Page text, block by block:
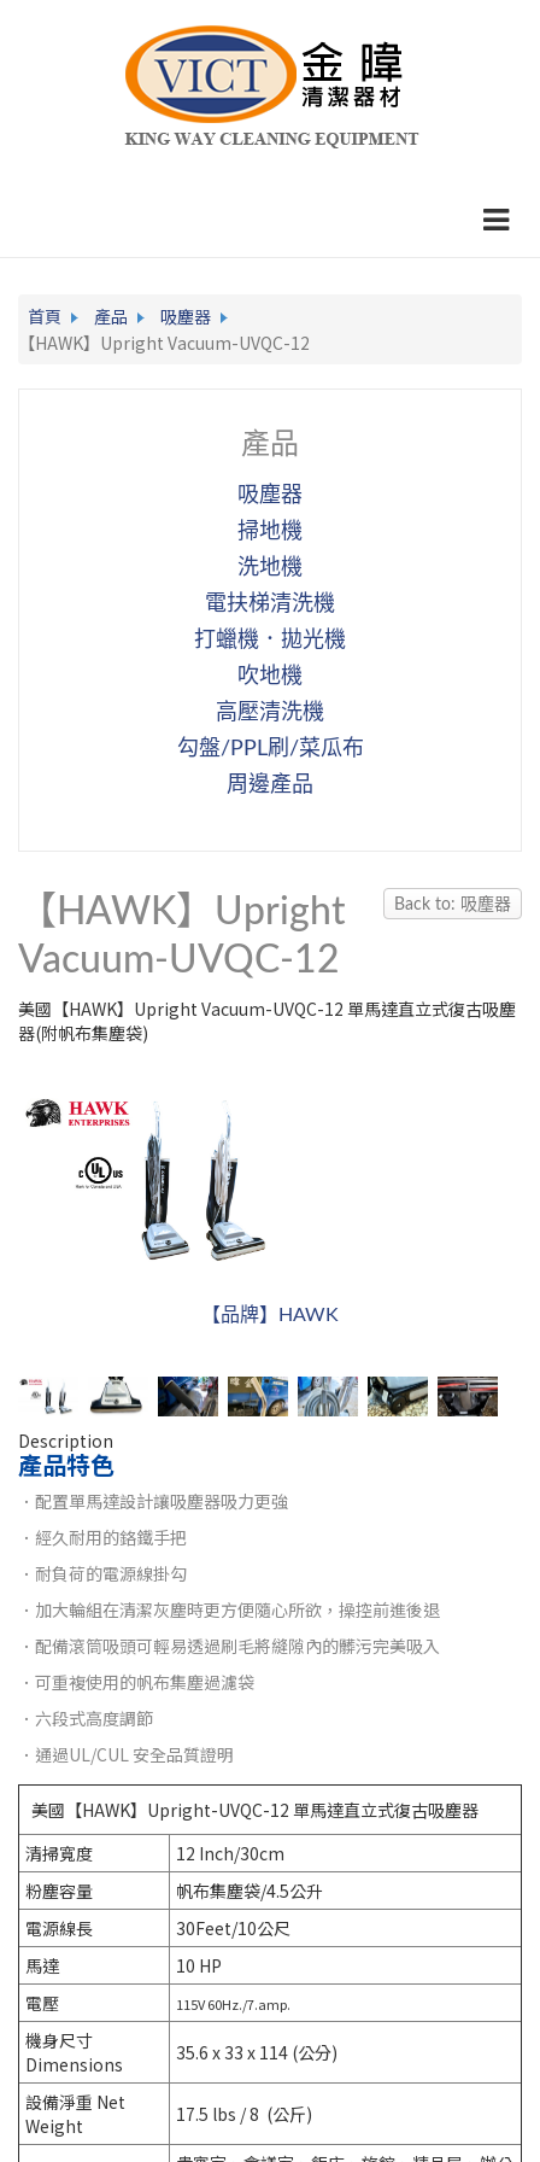
首頁 產品
吸塵器
【HAWK】Upright Vacuum-UVQC-12
產品
吸塵器
掃地機
洗地機
電扶梯清洗機
打蠟機．拋光機
吹地機
高壓清洗機
勾盤/PPL刷/菜瓜布
周邊產品
Back to: 吸塵器
【HAWK】Upright
Vacuum-UVQC-12
美國【HAWK】Upright Vacuum-UVQC-12 單馬達直立式復古吸塵
器(附帆布集塵袋)
【品牌】HAWK
Description
產品特色
．配置單馬達設計讓吸塵器吸力更強
．經久耐用的鉻鐵手把
．耐負荷的電源線掛勾
．加大輪組在清潔灰塵時更方便隨心所欲，操控前進後退
．配備滾筒吸頭可輕易透過刷毛將縫隙內的髒污完美吸入
．可重複使用的帆布集塵過濾袋
．六段式高度調節
．通過UL/CUL 安全品質證明
美國【HAWK】Upright-UVQC-12 單馬達直立式復古吸塵器
清掃寬度
12 Inch/30cm
粉塵容量
帆布集塵袋/4.5公升
電源線長
30Feet/10公尺
馬達
10 HP
電壓
115V 60Hz./7.amp.
機身尺寸
Dimensions
35.6 x 33 x 114 (公分)
設備淨重 Net
Weight
17.5 lbs / 8 (公斤)